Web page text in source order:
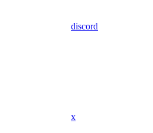
discord
x